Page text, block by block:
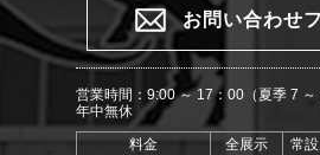
お問い合わせ
営業時間：9:00 ～ 17：00（夏季 7
年中無休
料金
全展示 常